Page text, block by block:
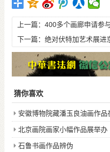
上一篇： 400多个画廊申请参
下一篇： 绝对伏特加艺术展进
猜你喜欢
安徽博物院藏潘玉良油画作品
北京画院画家小幅作品展举办
石鲁书画作品辨伪